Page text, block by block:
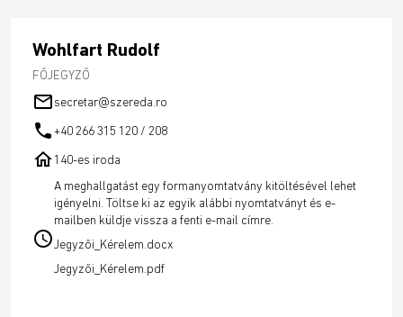
Wohlfart Rudolf
FŐJEGYZŐ
mail_outlinesecretar@szereda.ro
call+40 266 315 120 / 208
home140-es iroda
schedule
A meghallgatást egy formanyomtatvány kitöltésével lehet
igényelni. Töltse ki az egyik alábbi nyomtatványt és e-
mailben küldje vissza a fenti e-mail címre.
Jegyzői_Kérelem.docx
Jegyzői_Kérelem.pdf